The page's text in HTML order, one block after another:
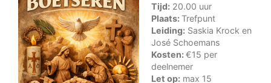
Tijd: 20.00 uur
Plaats:Trefpunt
Leiding: Saskia Krock en
José Schoemans
Kosten:€15 per
deelnemer
Let op: max 15